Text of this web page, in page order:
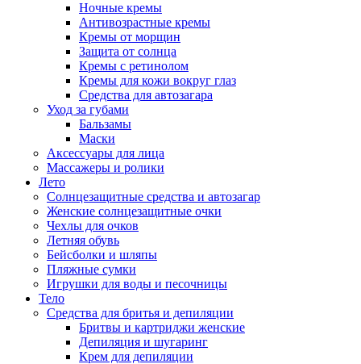
Ночные кремы
Антивозрастные кремы
Кремы от морщин
Защита от солнца
Кремы с ретинолом
Кремы для кожи вокруг глаз
Средства для автозагара
Уход за губами
Бальзамы
Маски
Аксессуары для лица
Массажеры и ролики
Лето
Солнцезащитные средства и автозагар
Женские солнцезащитные очки
Чехлы для очков
Летняя обувь
Бейсболки и шляпы
Пляжные сумки
Игрушки для воды и песочницы
Тело
Средства для бритья и депиляции
Бритвы и картриджи женские
Депиляция и шугаринг
Крем для депиляции